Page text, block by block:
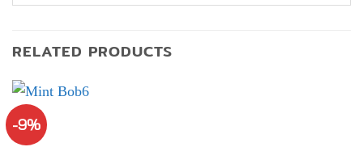
RELATED PRODUCTS
-9%